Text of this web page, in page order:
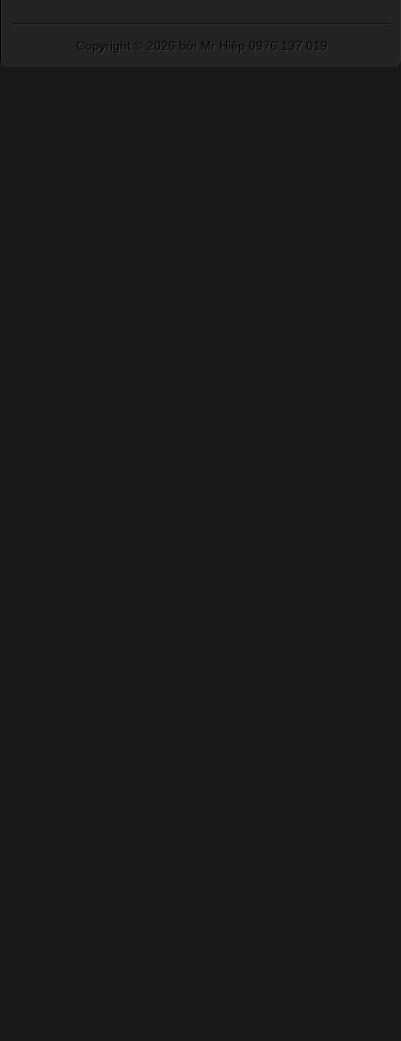
Copyright © 2026 bởi Mr Hiệp 0976.137.019